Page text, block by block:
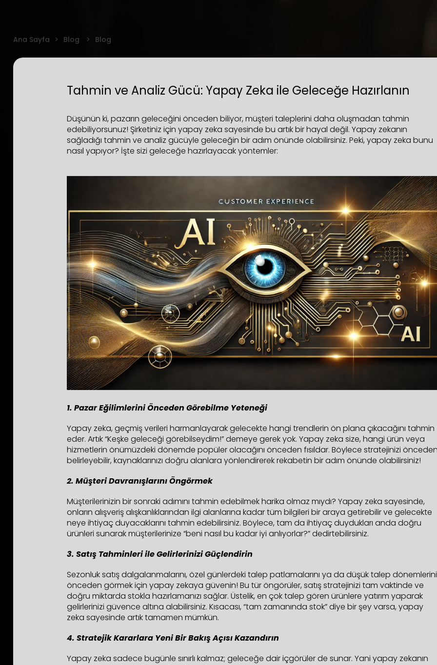
Ana Sayfa Blog Blog
Tahmin ve Analiz Gücü: Yapay Zeka ile Geleceğe Hazırlanın
Düşünün ki, pazarın geleceğini önceden biliyor, müşteri taleplerini daha oluşmadan tahmin
edebiliyorsunuz! Şirketiniz için yapay zeka sayesinde bu artık bir hayal değil. Yapay zekanın
sağladığı tahmin ve analiz gücüyle geleceğin bir adım önünde olabilirsiniz. Peki, yapay zeka bunu
nasıl yapıyor? İşte sizi geleceğe hazırlayacak yöntemler:
1. Pazar Eğilimlerini Önceden Görebilme Yeteneği
Yapay zeka, geçmiş verileri harmanlayarak gelecekte hangi trendlerin ön plana çıkacağını tahmin
eder. Artık “Keşke geleceği görebilseydim!” demeye gerek yok. Yapay zeka size, hangi ürün veya
hizmetlerin önümüzdeki dönemde popüler olacağını önceden fısıldar. Böylece stratejinizi
belirleyebilir, kaynaklarınızı doğru alanlara yönlendirerek rekabetin bir adım önünde olabilirsiniz!
2. Müşteri Davranışlarını Öngörmek
Müşterilerinizin bir sonraki adımını tahmin edebilmek harika olmaz mıydı? Yapay zeka sayesinde,
onların alışveriş alışkanlıklarından ilgi alanlarına kadar tüm bilgileri bir araya getirebilir ve gelecekte
neye ihtiyaç duyacaklarını tahmin edebilirsiniz. Böylece, tam da ihtiyaç duydukları anda doğru
ürünleri sunarak müşterilerinize “beni nasıl bu kadar iyi anlıyorlar?” dedirtebilirsiniz.
3. Satış Tahminleri ile Gelirlerinizi Güçlendirin
Sezonluk satış dalgalanmalarını, özel günlerdeki talep patlamalarını ya da düşük talep dönemlerini
önceden görmek için yapay zekaya güvenin! Bu tür öngörüler, satış stratejinizi tam vaktinde ve
doğru miktarda stokla hazırlamanızı sağlar. Üstelik, en çok talep gören ürünlere yatırım yaparak
gelirlerinizi güvence altına alabilirsiniz. Kısacası, “tam zamanında stok” diye bir şey varsa, yapay
zeka sayesinde artık tamamen mümkün.
4. Stratejik Kararlara Yeni Bir Bakış Açısı Kazandırın
Yapay zeka sadece bugünle sınırlı kalmaz; geleceğe dair içgörüler de sunar. Yani yapay zekanın